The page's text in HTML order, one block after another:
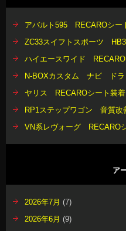
アバルト595 RECAROシー
ZC33スイフトスポーツ
ハイエースワイド RECARO
N-BOXカスタム ナビ ドラ
ヤリス RECAROシート装着
RP1ステップワゴン 音質
VN系レヴォーグ RECARO
ア
2026年7月 (7)
2026年6月 (9)